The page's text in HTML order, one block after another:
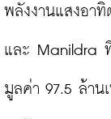
พลังงานแสงอาทิ
และ Manildra
มูลค่า 97.5 ล้าน